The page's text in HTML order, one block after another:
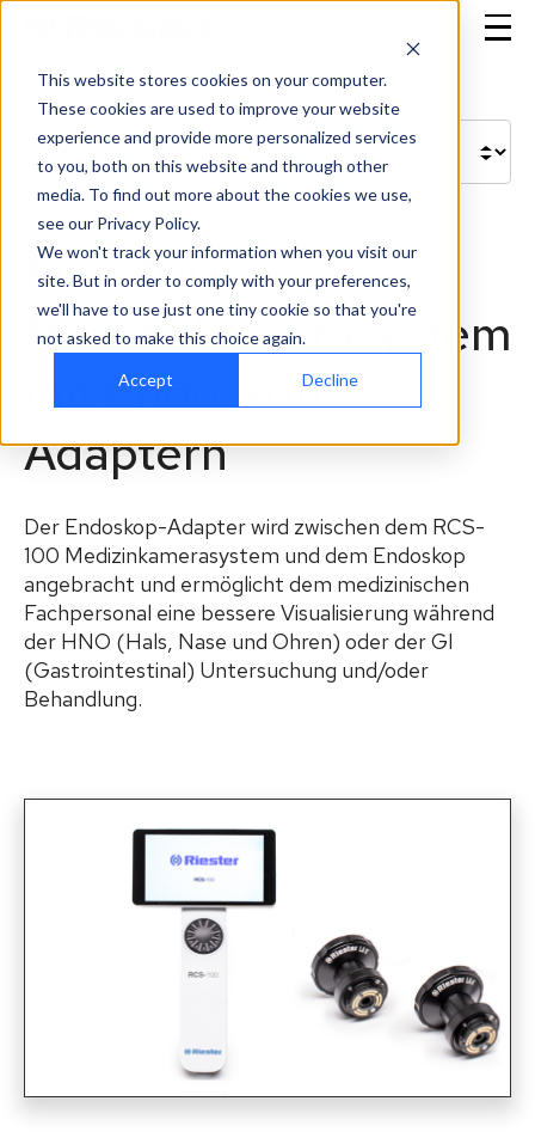
This website stores cookies on your computer.
These cookies are used to improve your website
experience and provide more personalized services
to you, both on this website and through other
media. To find out more about the cookies we use,
see our Privacy Policy.
We won't track your information when you visit our
site. But in order to comply with your preferences,
we'll have to use just one tiny cookie so that you're
not asked to make this choice again.
Accept Decline
RCS-100
Medizinkamerasystem
mit Endoskop-
Adaptern
Der Endoskop-Adapter wird zwischen dem RCS-
100 Medizinkamerasystem und dem Endoskop
angebracht und ermöglicht dem medizinischen
Fachpersonal eine bessere Visualisierung während
der HNO (Hals, Nase und Ohren) oder der GI
(Gastrointestinal) Untersuchung und/oder
Behandlung.